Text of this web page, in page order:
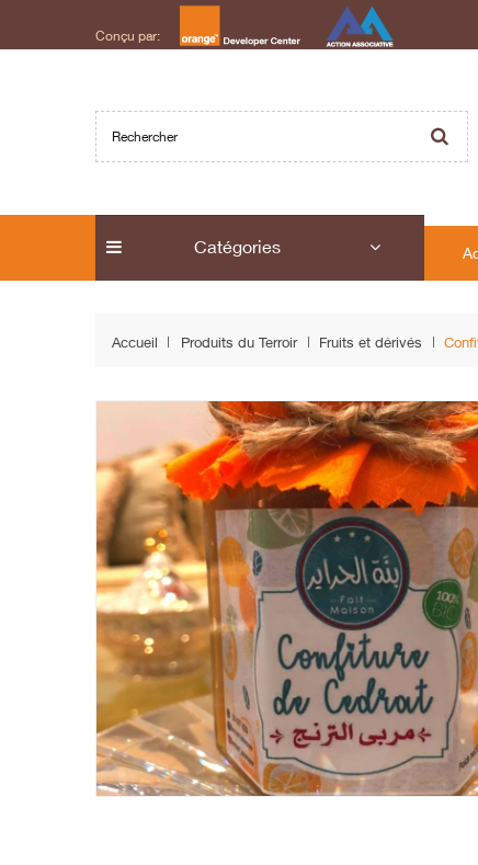
Conçu par:
Catégories
Accueil Produits du Terroir Fruits et dérivés